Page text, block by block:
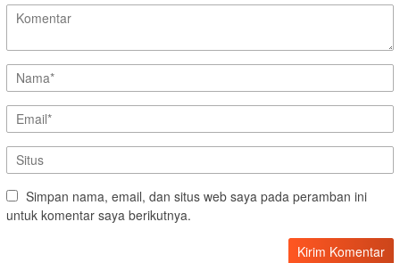
Simpan nama, email, dan situs web saya pada peramban ini
untuk komentar saya berikutnya.